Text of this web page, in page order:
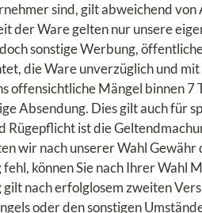
sind, gilt abweichend von
der Ware gelten nur unsere
sonstige Werbung,
die Ware unverzüglich und
offensichtliche Mängel binnen
Absendung. Dies gilt auch für
Rügepflicht ist die
wir nach unserer Wahl
können Sie nach Ihrer
nach erfolglosem zweiten
oder den sonstigen